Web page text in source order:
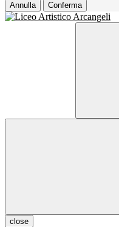
Annulla Conferma
close